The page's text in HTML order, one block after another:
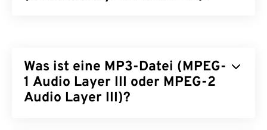
es für Streaming und system- und
protokollunabhängig konzipiert. Es unterstützt
Kapitel, Untertitel, Metadaten-Tags, Streaming und
Was ist eine MP3-Datei (MPEG-
1 Audio Layer III oder MPEG-2
Audio Layer III)?